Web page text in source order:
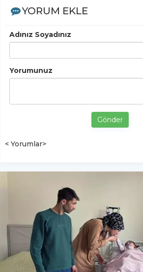
YORUM EKLE
Adınız Soyadınız
Yorumunuz
Gönder
< Yorumlar>